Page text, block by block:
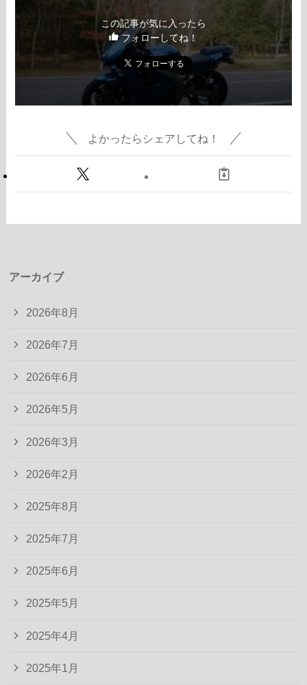
この記事が気に入ったら
フォローしてね！
よかったらシェアしてね！
アーカイブ
2026年8月
2026年7月
2026年6月
2026年5月
2026年3月
2026年2月
2025年8月
2025年7月
2025年6月
2025年5月
2025年4月
2025年1月